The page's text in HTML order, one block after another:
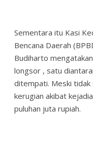
Sementara itu Kasi
Bencana Daerah
Budiharto
longsor , satu
ditempati. Meski tidak
kerugian akibat
puluhan juta rupiah.